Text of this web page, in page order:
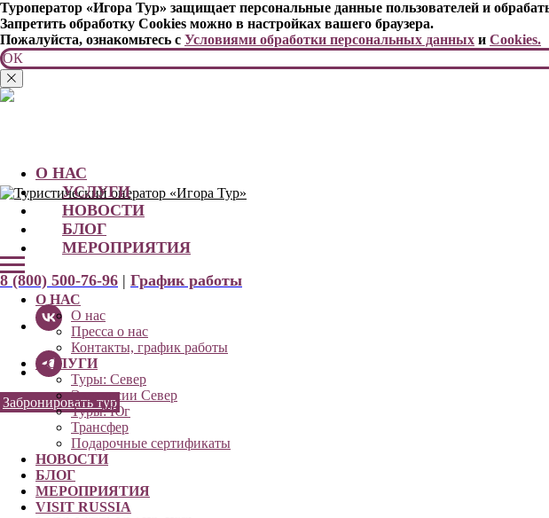
Туроператор «Игора Тур» защищает персональные данные пользователей и
Запретить обработку Cookies можно в настройках вашего браузера.
Пожалуйста, ознакомьтесь с Условиями обработки персональных данных и Cookies.
ОК
О НАС
УСЛУГИ
НОВОСТИ
БЛОГ
МЕРОПРИЯТИЯ
8 (800) 500-76-96 | График работы
Забронировать тур
О НАС
О нас
Пресса о нас
Контакты, график работы
УСЛУГИ
Туры: Север
Экскурсии Север
Туры: Юг
Трансфер
Подарочные сертификаты
НОВОСТИ
БЛОГ
МЕРОПРИЯТИЯ
VISIT RUSSIA